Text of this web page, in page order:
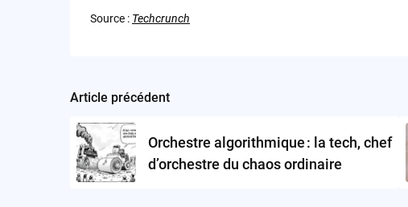
Source : Techcrunch
Post
navigation
Article précédent
Orchestre algorithmique : la tech, chef
d’orchestre du chaos ordinaire